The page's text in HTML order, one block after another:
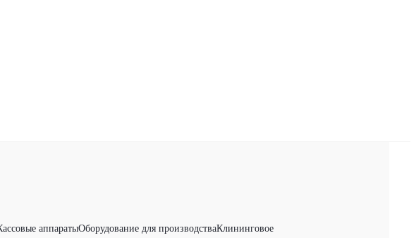
аппаратыОборудование для производстваКлининговое